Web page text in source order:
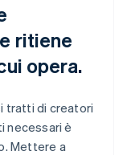
ritiene
opera.
tratti di creatori
necessari è
Mettere a